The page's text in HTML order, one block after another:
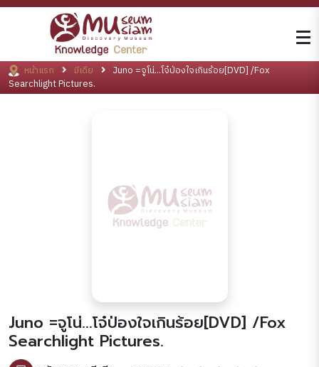
หน้าแรก มีเดีย
Juno =จูโน่...โจ๋ป่องใจเกินร้อย[DVD] /Fox
Searchlight Pictures.
Juno =จูโน่...โจ๋ป่องใจเกินร้อย[DVD] /Fox
Searchlight Pictures.